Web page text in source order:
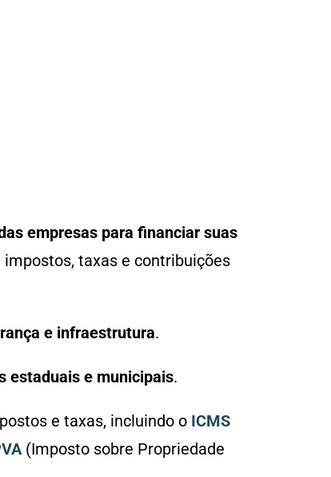
empresas para financiar suas
taxas e contribuições
e infraestrutura.
estaduais e municipais.
e taxas, incluindo o ICMS
(Imposto sobre Propriedade